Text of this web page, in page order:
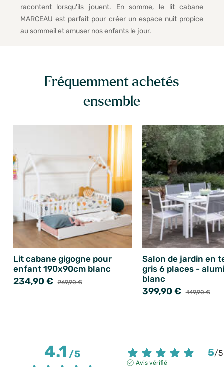
racontent lorsqu'ils jouent. En somme, le lit cabane
MARCEAU est parfait pour créer un espace nuit propice
au sommeil et amuser nos enfants le jour.
Fréquemment achetés
ensemble
Lit cabane gigogne pour
enfant 190x90cm blanc
234,90 € 269,90 €
Salon de jardin en
gris 6 places -
blanc
399,90 € 449,90 €
4.1/5 5/5
Avis vérifié